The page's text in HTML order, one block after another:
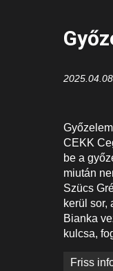
2025.04.08.
CEKK
be a
miután
Szücs
kerül sor,
Bianka
kulcsa,
Friss